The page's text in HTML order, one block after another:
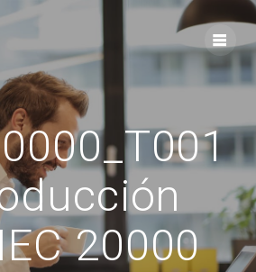
20000